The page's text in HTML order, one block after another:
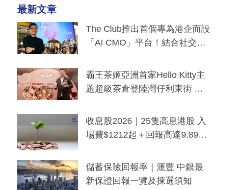
最新文章
The Club推出首個專為港企而設
「AI CMO」平台！結合社交聆
分鐘生成「貼地」宣傳短片
霸王茶姬亞洲首家Hello Kitty主
題超級茶倉登陸灣仔利東街 推
y及香港限定特調系列
收息股2026｜25隻高息港股 入
場費$1212起＋回報高達9.89
儲蓄保險回報率｜滙豐 中銀最
新保證回報一覽及揀選須知